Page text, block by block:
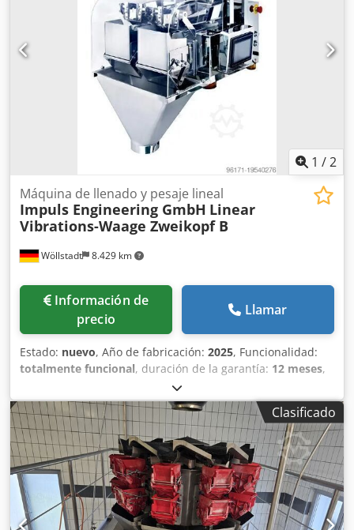
mediante la aplicación de una tapa. La máquina está
compuesta por: estación de desenrollado/estación de
sellado inferior/estación de tracción de la película/estación
de corte/estación de formación de sobres/estación de
llenado/estación de aplicación de válvulas/estación de
sellado superior/estación de transferencia Longitud: 12700
mm Ancho: 1800 mm Dedpozpacnofx Ablsck Altura: 2500
m Tamaños de los sobres: - 80-90 g - 100 g - 110-120 g
Tensión de funcionamiento: 3 x 400 V/50 Hz Potencia
1 /2
Wöllstadt 8.429 km
Máquina de llenado y pesaje lineal
Impuls Engineering GmbH Linear
Vibrations-Waage Zweikopf B
Información de
precio
Llamar
Estado: nuevo, Año de fabricación: 2025, Funcionalidad:
totalmente funcional, duración de la garantía: 12 meses,
Balanza lineal: Tecnología de llenado precisa y cuidadosa
Nuestra balanza lineal es la solución ideal para dosificar y
envasar productos de forma sencilla y precisa. Combina
exactitud con un proceso de manipulación delicado.
Gracias a la mínima altura de caída, se evitan eficazmente
los daños al producto, garantizando la calidad de tus
mercancías, incluso en productos sensibles. Principio de
funcionamiento flexible y eficiente El núcleo de nuestra
tecnología es un principio de funcionamiento simple pero
Clasificado